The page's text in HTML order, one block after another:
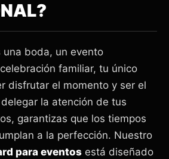
una boda, un evento
familiar, tu único
disfrutar el momento y ser el
la atención de tus
garantizas que los tiempos
a la perfección. Nuestro
para eventos está diseñado